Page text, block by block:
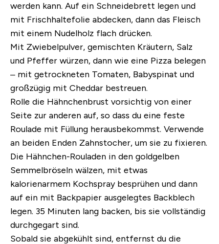
werden kann. Auf ein Schneidebrett legen und
mit Frischhaltefolie abdecken, dann das Fleisch
mit einem Nudelholz flach drücken.
Mit Zwiebelpulver, gemischten Kräutern, Salz
und Pfeffer würzen, dann wie eine Pizza belegen
– mit getrockneten Tomaten, Babyspinat und
großzügig mit Cheddar bestreuen.
Rolle die Hähnchenbrust vorsichtig von einer
Seite zur anderen auf, so dass du eine feste
Roulade mit Füllung herausbekommst. Verwende
an beiden Enden Zahnstocher, um sie zu fixieren.
Die Hähnchen-Rouladen in den goldgelben
Semmelbröseln wälzen, mit etwas
kalorienarmem Kochspray besprühen und dann
auf ein mit Backpapier ausgelegtes Backblech
legen. 35 Minuten lang backen, bis sie vollständig
durchgegart sind.
Sobald sie abgekühlt sind, entfernst du die